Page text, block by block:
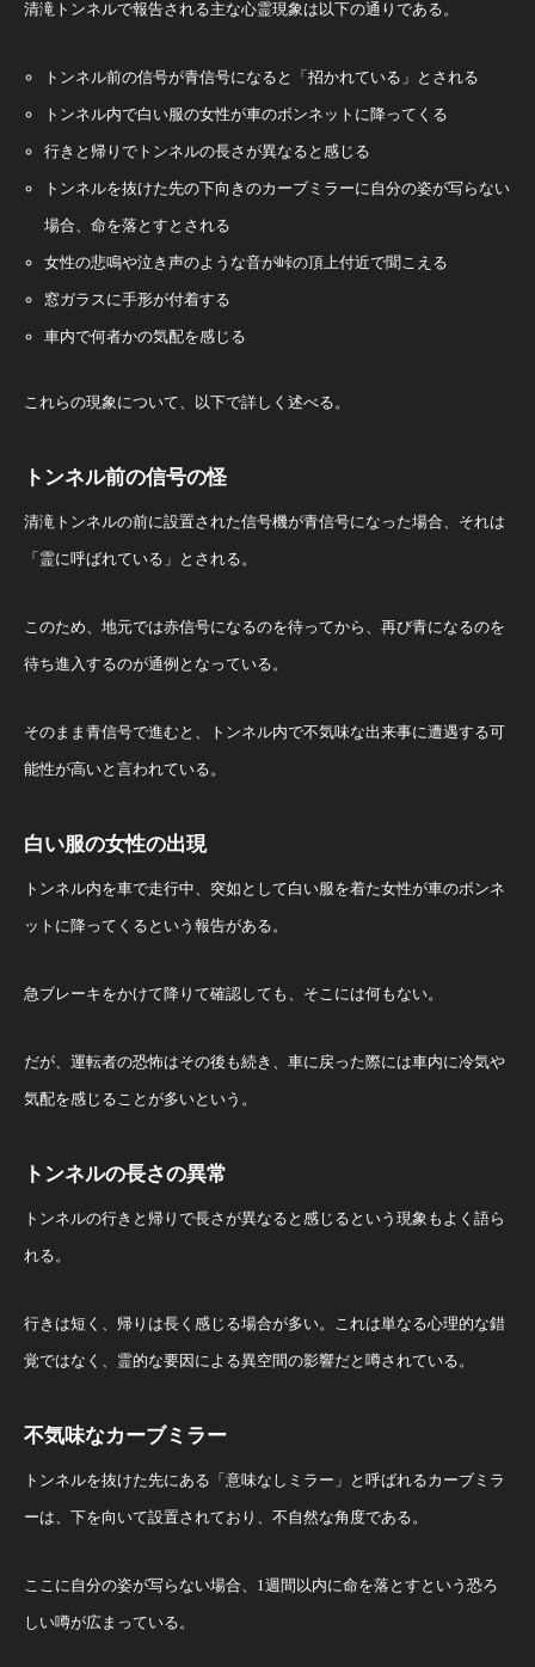
清滝トンネルで報告される主な心霊現象は以下の通りである。
トンネル前の信号が青信号になると「招かれている」とされる
トンネル内で白い服の女性が車のボンネットに降ってくる
行きと帰りでトンネルの長さが異なると感じる
トンネルを抜けた先の下向きのカーブミラーに自分の姿が写らない
場合、命を落とすとされる
女性の悲鳴や泣き声のような音が峠の頂上付近で聞こえる
窓ガラスに手形が付着する
車内で何者かの気配を感じる
これらの現象について、以下で詳しく述べる。
トンネル前の信号の怪
清滝トンネルの前に設置された信号機が青信号になった場合、それは
「霊に呼ばれている」とされる。
このため、地元では赤信号になるのを待ってから、再び青になるのを
待ち進入するのが通例となっている。
そのまま青信号で進むと、トンネル内で不気味な出来事に遭遇する可
能性が高いと言われている。
白い服の女性の出現
トンネル内を車で走行中、突如として白い服を着た女性が車のボンネ
ットに降ってくるという報告がある。
急ブレーキをかけて降りて確認しても、そこには何もない。
だが、運転者の恐怖はその後も続き、車に戻った際には車内に冷気や
気配を感じることが多いという。
トンネルの長さの異常
トンネルの行きと帰りで長さが異なると感じるという現象もよく語ら
れる。
行きは短く、帰りは長く感じる場合が多い。これは単なる心理的な錯
覚ではなく、霊的な要因による異空間の影響だと噂されている。
不気味なカーブミラー
トンネルを抜けた先にある「意味なしミラー」と呼ばれるカーブミラ
ーは、下を向いて設置されており、不自然な角度である。
ここに自分の姿が写らない場合、1週間以内に命を落とすという恐ろ
しい噂が広まっている。